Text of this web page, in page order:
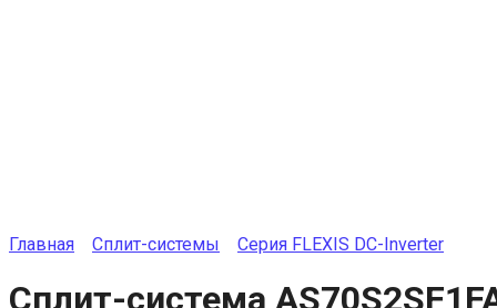
Главная Сплит-системы Серия FLEXIS DC-Inverter